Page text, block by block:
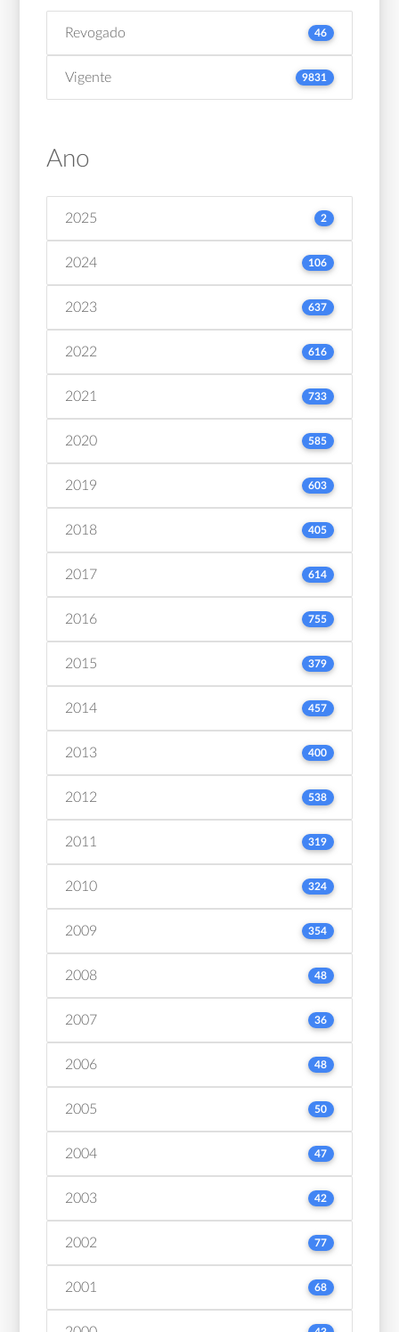
Revogado 46
Vigente 9831
Ano
2025 2
2024 106
2023 637
2022 616
2021 733
2020 585
2019 603
2018 405
2017 614
2016 755
2015 379
2014 457
2013 400
2012 538
2011 319
2010 324
2009 354
2008 48
2007 36
2006 48
2005 50
2004 47
2003 42
2002 77
2001 68